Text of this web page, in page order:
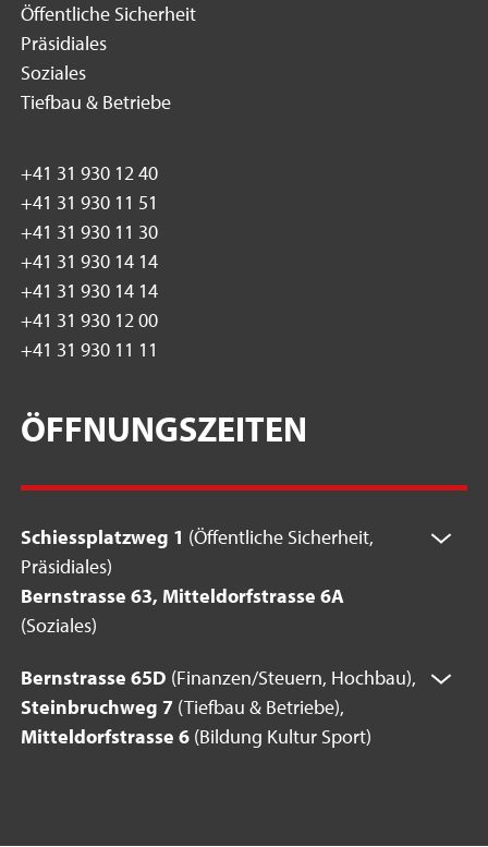
Öffentliche Sicherheit
Präsidiales
Soziales
Tiefbau & Betriebe
+41 31 930 12 40
+41 31 930 11 51
+41 31 930 11 30
+41 31 930 14 14
+41 31 930 14 14
+41 31 930 12 00
+41 31 930 11 11
ÖFFNUNGSZEITEN
Schiessplatzweg 1 (Öffentliche Sicherheit,
Präsidiales)
Bernstrasse 63, Mitteldorfstrasse 6A
(Soziales)
Bernstrasse 65D (Finanzen/Steuern, Hochbau),
Steinbruchweg 7 (Tiefbau & Betriebe),
Mitteldorfstrasse 6 (Bildung Kultur Sport)